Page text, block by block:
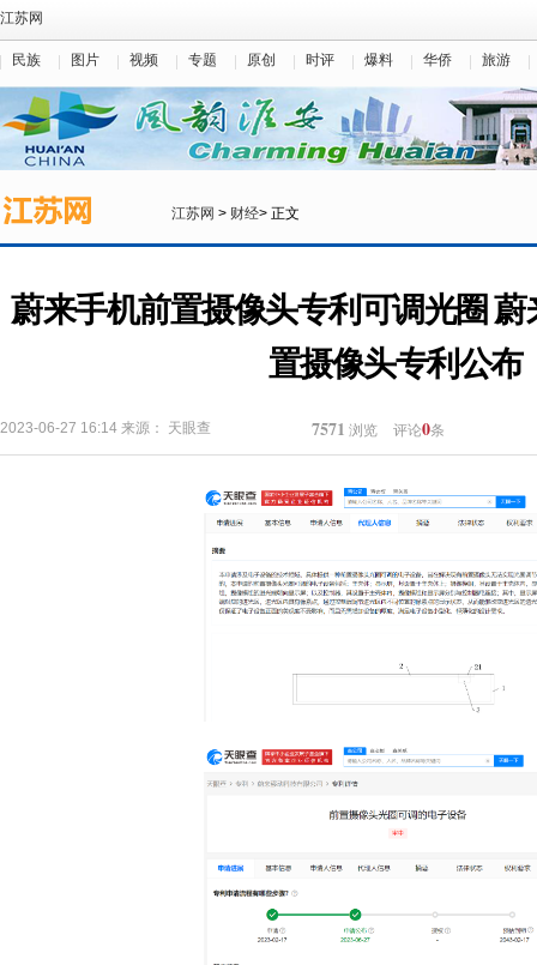
江苏网
民族 图片 视频 专题 原创 时评 爆料 华侨 旅游
江苏网 > 财经> 正文
蔚来手机前置摄像头专利可调光圈
置摄像头专利公布
2023-06-27 16:14 来源： 天眼查 7571 浏览 评论0条